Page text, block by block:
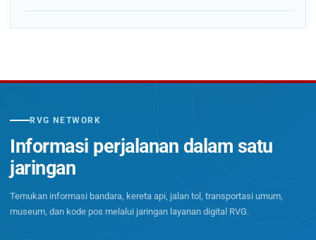
RVG NETWORK
Informasi perjalanan dalam satu
jaringan
Temukan informasi bandara, kereta api, jalan tol, transportasi umum,
museum, dan kode pos melalui jaringan layanan digital RVG.